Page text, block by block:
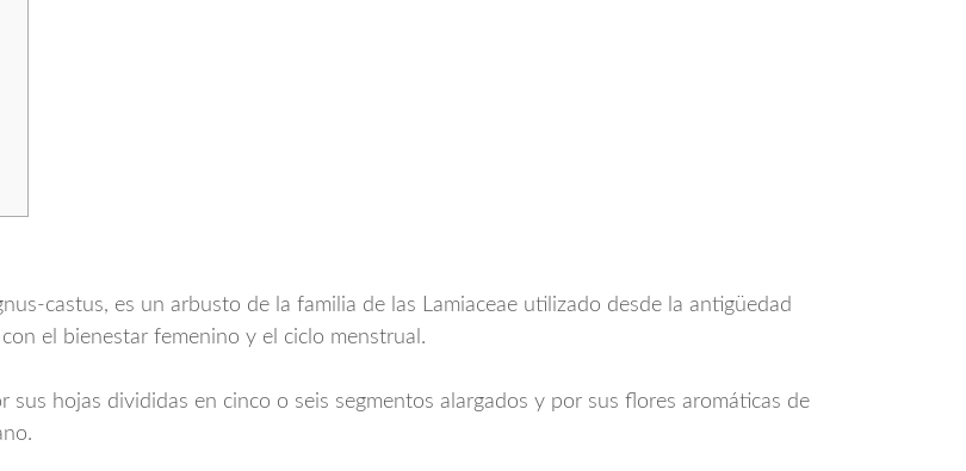
castus, es un arbusto de la familia de las Lamiaceae utilizado desde la antigüedad
el bienestar femenino y el ciclo menstrual.
sus hojas divididas en cinco o seis segmentos alargados y por sus flores aromáticas de